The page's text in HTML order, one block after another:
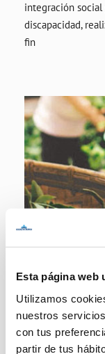
Esta página web
Utilizamos
nuestros
con tus
partir de tus
integración social
discapacidad,
fin
Cooperación
Basados en la
apoyamos